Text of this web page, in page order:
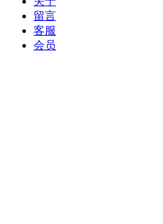
留言
客服
会员